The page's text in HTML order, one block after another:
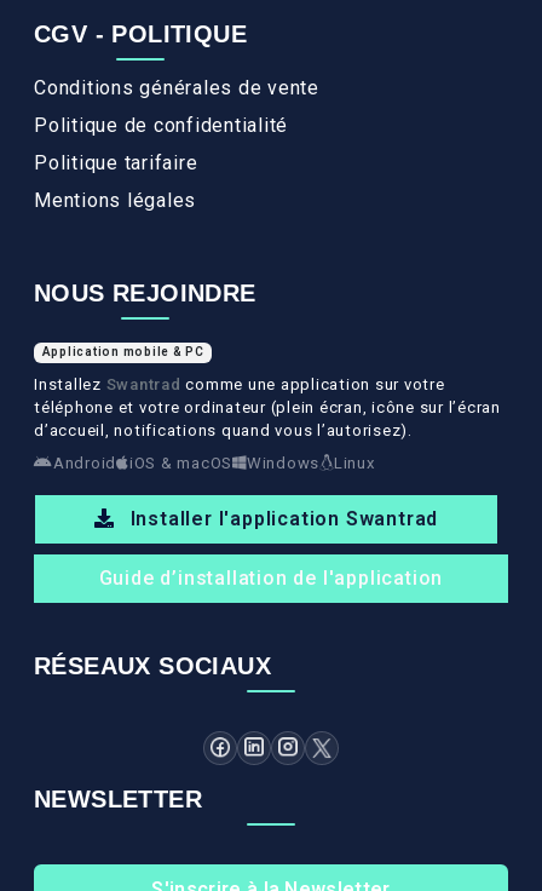
CGV - POLITIQUE
Conditions générales de vente
Politique de confidentialité
Politique tarifaire
Mentions légales
NOUS REJOINDRE
Application mobile & PC
Installez Swantrad comme une application sur votre
téléphone et votre ordinateur (plein écran, icône sur l’écran
d’accueil, notifications quand vous l’autorisez).
Android
iOS & macOS Windows Linux
Installer l'application Swantrad
Guide d’installation de l'application
RÉSEAUX SOCIAUX
NEWSLETTER